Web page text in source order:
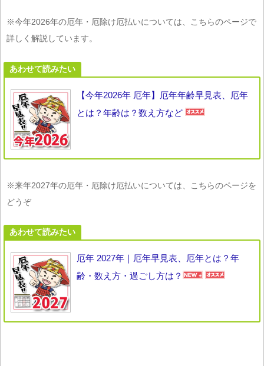
※今年2026年の厄年・厄除け厄払いについては、こちらのページで
詳しく解説しています。
あわせて読みたい
【今年2026年 厄年】厄年年齢早見表、厄年
とは？年齢は？数え方など
※来年2027年の厄年・厄除け厄払いについては、こちらのページを
どうぞ
あわせて読みたい
厄年 2027年｜厄年早見表、厄年とは？年
齢・数え方・過ごし方は？